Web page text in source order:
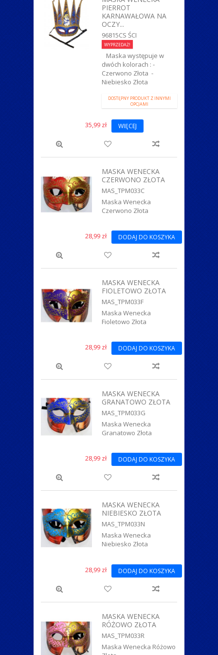
ZWIERZĄTKA
PIERROT
KARNAWAŁOWA NA
OCZY...
96815CS ŚCI
WYPRZEDAŻ!
Maska występuje w
dwóch kolorach : -
Czerwono Złota -
Niebiesko Złota
DOSTĘPNY PRODUKT Z INNYMI
OPCJAMI
35,99 zł WIĘCEJ
MASKA WENECKA
CZERWONO ZŁOTA
MAS_TPM033C
Maska Wenecka
Czerwono Złota
28,99 zł DODAJ DO KOSZYKA
MASKA WENECKA
FIOLETOWO ZŁOTA
MAS_TPM033F
Maska Wenecka
Fioletowo Złota
28,99 zł DODAJ DO KOSZYKA
MASKA WENECKA
GRANATOWO ZŁOTA
MAS_TPM033G
Maska Wenecka
Granatowo Złota
28,99 zł DODAJ DO KOSZYKA
MASKA WENECKA
NIEBIESKO ZŁOTA
MAS_TPM033N
Maska Wenecka
Niebiesko Złota
28,99 zł DODAJ DO KOSZYKA
MASKA WENECKA
RÓŻOWO ZŁOTA
MAS_TPM033R
Maska Wenecka Różowo